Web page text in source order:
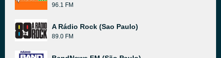
96.1 FM
A Rádio Rock (Sao Paulo)
89.0 FM